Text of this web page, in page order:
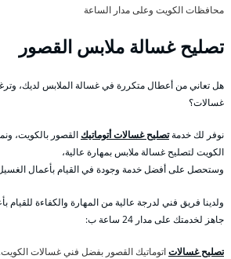
محافظات الكويت وعلى مدار الساعة
تصليح غسالة ملابس القصور
هل تعاني من أعطال متكررة في غسالة الملابس لديك،
غسالات؟
نوفر لك خدمةتصليح غسالات أتوماتيك القصور بالكويت،
الكويت لتصليح غسالة ملابس بمهارة عالية،
وستحصل على أفضل خدمة وجودة في القيام بأعمال الغسيل
ولدينا فريق فني لدرجة عالية من المهارة والكفاءة للقيام
جاهز لخدمتك على مدار 24 ساعة ب:
تصليح غسالاتاتوماتيك القصور بفضل فني غسالات الكويت.